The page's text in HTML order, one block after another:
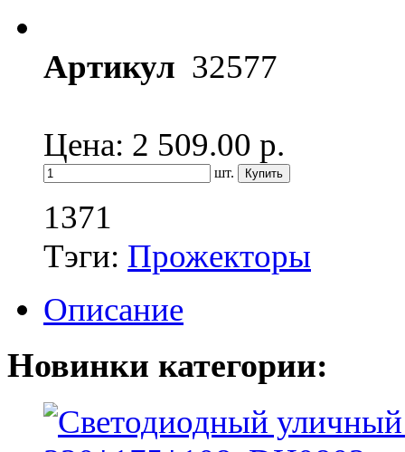
Артикул 32577
Цена: 2 509.00 р.
шт.
1371
Тэги: Прожекторы
Описание
Новинки категории: